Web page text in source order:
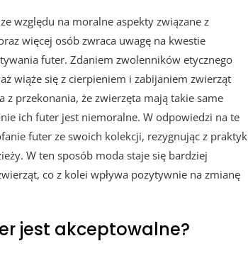
względu na moralne aspekty związane z
więcej osób zwraca uwagę na kwestie
futer. Zdaniem zwolenników etycznego
wiąże się z cierpieniem i zabijaniem zwierząt
przekonania, że zwierzęta mają takie same
ich futer jest niemoralne. W odpowiedzi na te
futer ze swoich kolekcji, rezygnując z praktyk
W ten sposób moda staje się bardziej
co z kolei wpływa pozytywnie na zmianę
jest akceptowalne?